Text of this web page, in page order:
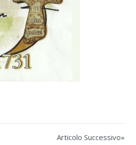
Articolo Successivo»